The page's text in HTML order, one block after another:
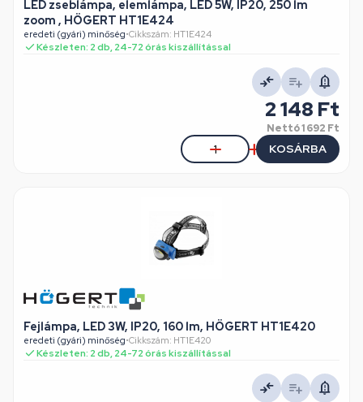
LED zseblámpa, elemlámpa, LED 5W, IP20, 250 lm
zoom , HÖGERT HT1E424
eredeti (gyári) minőség•Cikkszám: HT1E424
Készleten: 2 db, 24-72 órás kiszállítással
2 148 Ft
Nettó1 692 Ft
KOSÁRBA
Fejlámpa, LED 3W, IP20, 160 lm, HÖGERT HT1E420
eredeti (gyári) minőség•Cikkszám: HT1E420
Készleten: 2 db, 24-72 órás kiszállítással